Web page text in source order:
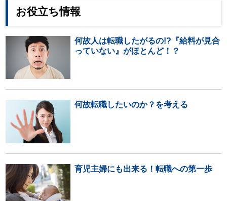
お役立ち情報
何故人は転職したがるの!?『給料が見合
っていない』がほとんど！？
何故転職したいのか？を考える
育児主婦にも出来る！転職への第一歩